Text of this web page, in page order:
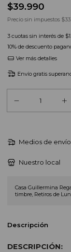
$39.990
Precio sin impuestos
3 cuotas sin interés de
10% de descuento
Ver más detalles
Envío gratis
Medios de envío
Nuestro local
Casa Guillermina
timbre, Retiros de Lun
Descripción
DESCRIPCIÓN: